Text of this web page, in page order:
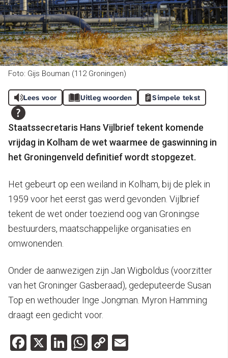
Foto: Gijs Bouman (112 Groningen)
Lees voor Uitleg woorden Simpele tekst
Staatssecretaris Hans Vijlbrief tekent komende
vrijdag in Kolham de wet waarmee de gaswinning in
het Groningenveld definitief wordt stopgezet.
Het gebeurt op een weiland in Kolham, bij de plek in
1959 voor het eerst gas werd gevonden. Vijlbrief
tekent de wet onder toeziend oog van Groningse
bestuurders, maatschappelijke organisaties en
omwonenden.
Onder de aanwezigen zijn Jan Wigboldus (voorzitter
van het Groninger Gasberaad), gedeputeerde Susan
Top en wethouder Inge Jongman. Myron Hamming
draagt een gedicht voor.
Facebook
X LinkedIn
WhatsApp
Copy